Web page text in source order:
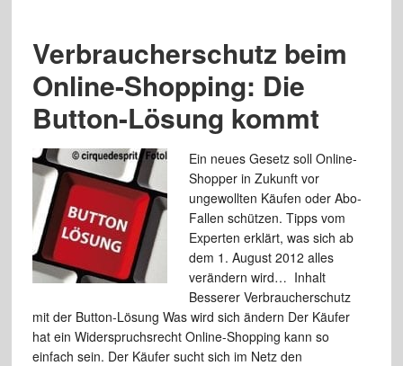
Verbraucherschutz beim
Online-Shopping: Die
Button-Lösung kommt
Ein neues Gesetz soll Online-
Shopper in Zukunft vor
ungewollten Käufen oder Abo-
Fallen schützen. Tipps vom
Experten erklärt, was sich ab
dem 1. August 2012 alles
verändern wird… Inhalt
Besserer Verbraucherschutz
mit der Button-Lösung Was wird sich ändern Der Käufer
hat ein Widerspruchsrecht Online-Shopping kann so
einfach sein. Der Käufer sucht sich im Netz den